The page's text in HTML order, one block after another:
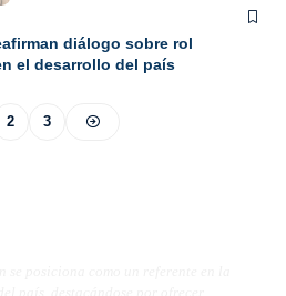
diálogo sobre rol
el desarrollo del país
2 3